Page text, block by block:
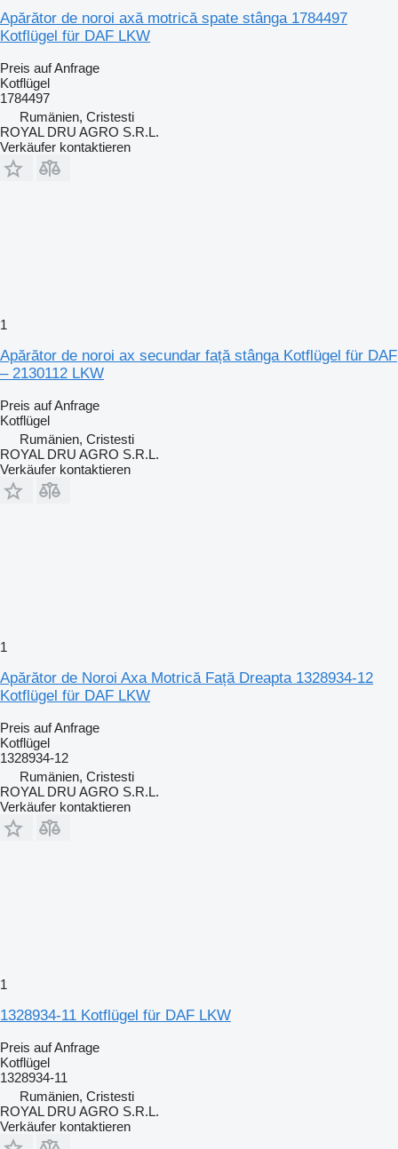
Apărător de noroi axă motrică spate stânga 1784497
Kotflügel für DAF LKW
Preis auf Anfrage
Kotflügel
1784497
Rumänien, Cristesti
ROYAL DRU AGRO S.R.L.
Verkäufer kontaktieren
1
Apărător de noroi ax secundar față stânga Kotflügel für DAF
– 2130112 LKW
Preis auf Anfrage
Kotflügel
Rumänien, Cristesti
ROYAL DRU AGRO S.R.L.
Verkäufer kontaktieren
1
Apărător de Noroi Axa Motrică Față Dreapta 1328934-12
Kotflügel für DAF LKW
Preis auf Anfrage
Kotflügel
1328934-12
Rumänien, Cristesti
ROYAL DRU AGRO S.R.L.
Verkäufer kontaktieren
1
1328934-11 Kotflügel für DAF LKW
Preis auf Anfrage
Kotflügel
1328934-11
Rumänien, Cristesti
ROYAL DRU AGRO S.R.L.
Verkäufer kontaktieren